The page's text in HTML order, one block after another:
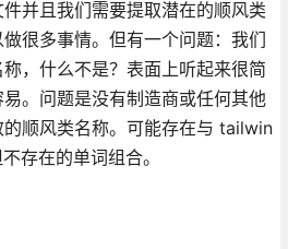
并且我们需要提取潜在的顺风类
很多事情。但有一个问题：我们
，什么不是？表面上听起来很简
。问题是没有制造商或任何其他
顺风类名称。可能存在与 tailwin
存在的单词组合。